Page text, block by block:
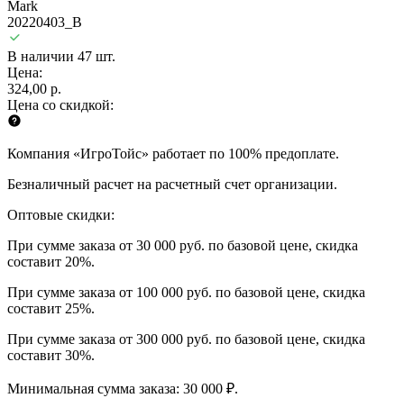
Mark
20220403_B
В наличии 47 шт.
Цена:
324,00 р.
Цена со скидкой:
Компания «ИгроТойс» работает по 100% предоплате.
Безналичный расчет на расчетный счет организации.
Оптовые скидки:
При сумме заказа от 30 000 руб. по базовой цене, скидка
составит 20%.
При сумме заказа от 100 000 руб. по базовой цене, скидка
составит 25%.
При сумме заказа от 300 000 руб. по базовой цене, скидка
составит 30%.
Минимальная сумма заказа: 30 000 ₽.